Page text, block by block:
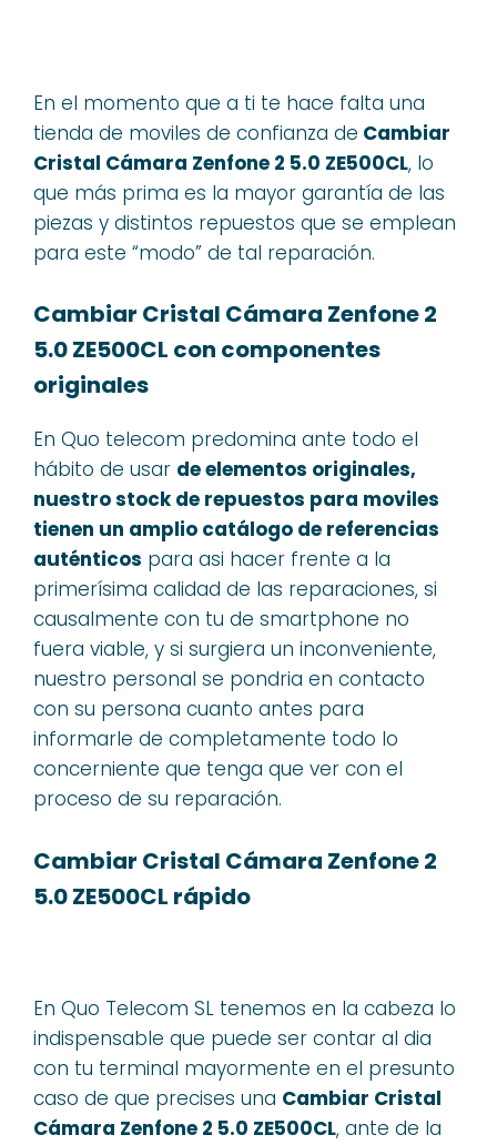
En el momento que a ti te hace falta una
tienda de moviles de confianza de Cambiar
Cristal Cámara Zenfone 2 5.0 ZE500CL, lo
que más prima es la mayor garantía de las
piezas y distintos repuestos que se emplean
para este “modo” de tal reparación.
Cambiar Cristal Cámara Zenfone 2
5.0 ZE500CL con componentes
originales
En Quo telecom predomina ante todo el
hábito de usar de elementos originales,
nuestro stock de repuestos para moviles
tienen un amplio catálogo de referencias
auténticos para asi hacer frente a la
primerísima calidad de las reparaciones, si
causalmente con tu de smartphone no
fuera viable, y si surgiera un inconveniente,
nuestro personal se pondria en contacto
con su persona cuanto antes para
informarle de completamente todo lo
concerniente que tenga que ver con el
proceso de su reparación.
Cambiar Cristal Cámara Zenfone 2
5.0 ZE500CL rápido
En Quo Telecom SL tenemos en la cabeza lo
indispensable que puede ser contar al dia
con tu terminal mayormente en el presunto
caso de que precises una Cambiar Cristal
Cámara Zenfone 2 5.0 ZE500CL, ante de la